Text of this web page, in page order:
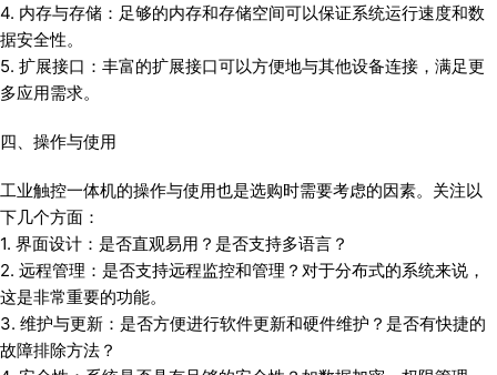
4. 内存与存储：足够的内存和存储空间可以保证系统运行速度和数
据安全性。
5. 扩展接口：丰富的扩展接口可以方便地与其他设备连接，满足更
多应用需求。
四、操作与使用
工业触控一体机的操作与使用也是选购时需要考虑的因素。关注以
下几个方面：
1. 界面设计：是否直观易用？是否支持多语言？
2. 远程管理：是否支持远程监控和管理？对于分布式的系统来说，
这是非常重要的功能。
3. 维护与更新：是否方便进行软件更新和硬件维护？是否有快捷的
故障排除方法？